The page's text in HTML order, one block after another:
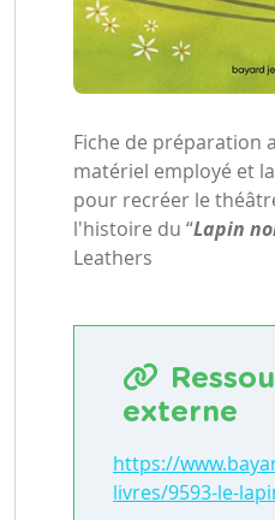
Fiche de préparation
matériel employé et
pour recréer le
l'histoire du “Lapin
Leathers
externe
https://
livres/9593-le-